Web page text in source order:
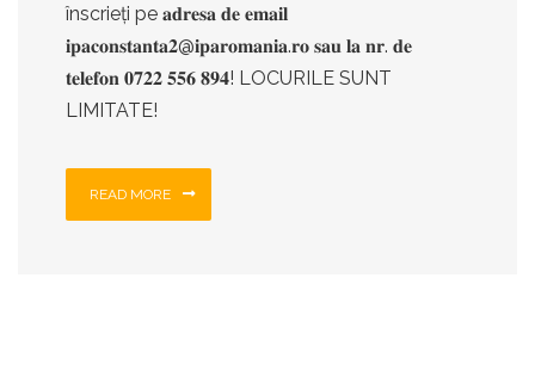
înscrieți pe 𝐚𝐝𝐫𝐞𝐬𝐚 𝐝𝐞 𝐞𝐦𝐚𝐢𝐥
𝐢𝐩𝐚𝐜𝐨𝐧𝐬𝐭𝐚𝐧𝐭𝐚𝟐@𝐢𝐩𝐚𝐫𝐨𝐦𝐚𝐧𝐢𝐚.𝐫𝐨 𝐬𝐚𝐮 𝐥𝐚 𝐧𝐫. 𝐝𝐞
𝐭𝐞𝐥𝐞𝐟𝐨𝐧 𝟎𝟕𝟐𝟐 𝟓𝟓𝟔 𝟖𝟗𝟒! LOCURILE SUNT
LIMITATE!
READ MORE